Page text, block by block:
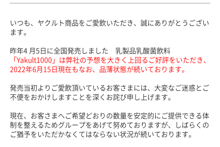
いつも、ヤクルト商品をご愛飲いただき、誠にありがとうござい
ます。
昨年4 月5日に全国発売しました 乳製品乳酸菌飲料
「Yakult1000」は弊社の予想を大きく上回るご好評をいただき、
2022年6月15日現在もなお、品薄状態が続いております。
発売当初よりご愛飲頂いているお客さまには、大変なご迷惑とご
不便をおかけしますことを深くお詫び申し上げます。
現在、お客さまへご希望どおりの数量を安定的にご提供できる体
制を整えるためグループをあげて努めておりますが、しばらくの
ご猶予をいただかなくてはならない状況が続いております。